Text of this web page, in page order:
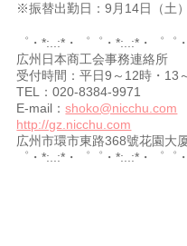
※振替出勤日：9月14日（土）
゜・*:..:*・゜゜・*:..:*・゜゜
広州日本商工会事務連絡所
受付時間：平日9～12時・13
TEL：020-8384-9971
E-mail：shoko@nicchu.com
http://gz.nicchu.com
広州市環市東路368號花園大
゜・*:..:*・゜゜・*:..:*・゜゜